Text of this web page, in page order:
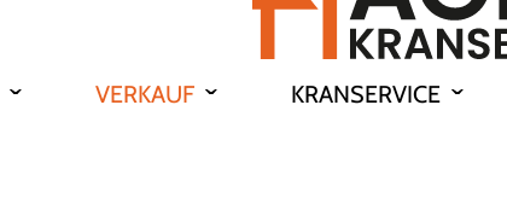
VERKAUF KRANSERVICE